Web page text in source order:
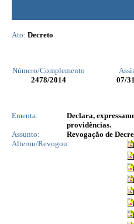
Ato: Decreto
Número/Complemento
2478/2014 07/
Ementa:
Declara,
providências.
Assunto:
Revogação de
Alterou/Revogou: